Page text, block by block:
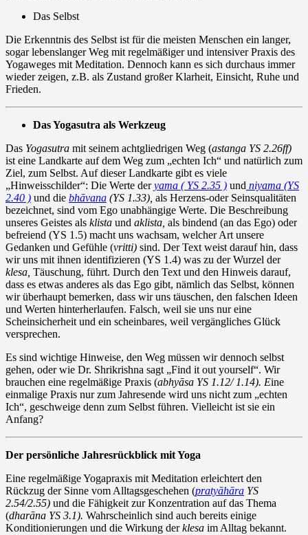
Das Selbst
Die Erkenntnis des Selbst ist für die meisten Menschen ein langer,
sogar lebenslanger Weg mit regelmäßiger und intensiver Praxis des
Yogaweges mit Meditation. Dennoch kann es sich durchaus immer
wieder zeigen, z.B. als Zustand großer Klarheit, Einsicht, Ruhe und
Frieden.
Das Yogasutra als Werkzeug
Das Yogasutra mit seinem achtgliedrigen Weg (astanga YS 2.26ff)
ist eine Landkarte auf dem Weg zum „echten Ich“ und natürlich zum
Ziel, zum Selbst. Auf dieser Landkarte gibt es viele
„Hinweisschilder“: Die Werte deryama ( YS 2.35 ) und niyama (YS
2.40 ) und die bhāvana (YS 1.33), als Herzens-oder Seinsqualitäten
bezeichnet, sind vom Ego unabhängige Werte. Die Beschreibung
unseres Geistes als klista und aklista, als bindend (an das Ego) oder
befreiend (YS 1.5) macht uns wachsam, welcher Art unsere
Gedanken und Gefühle (vritti) sind. Der Text weist darauf hin, dass
wir uns mit ihnen identifizieren (YS 1.4) was zu der Wurzel der
klesa, Täuschung, führt. Durch den Text und den Hinweis darauf,
dass es etwas anderes als das Ego gibt, nämlich das Selbst, können
wir überhaupt bemerken, dass wir uns täuschen, den falschen Ideen
und Werten hinterherlaufen. Falsch, weil sie uns nur eine
Scheinsicherheit und ein scheinbares, weil vergängliches Glück
versprechen.
Es sind wichtige Hinweise, den Weg müssen wir dennoch selbst
gehen, oder wie Dr. Shrikrishna sagt „Find it out yourself“. Wir
brauchen eine regelmäßige Praxis (abhyāsa YS 1.12/ 1.14). Eine
einmalige Praxis nur zum Jahresende wird uns nicht zum „echten
Ich“, geschweige denn zum Selbst führen. Vielleicht ist sie ein
Anfang?
Der persönliche Jahresrückblick mit Yoga
Eine regelmäßige Yogapraxis mit Meditation erleichtert den
Rückzug der Sinne vom Alltagsgeschehen (pratyāhāra YS
2.54/2.55) und die Fähigkeit zur Konzentration auf das Thema
(dharāna YS 3.1). Wahrscheinlich sind auch bereits einige
Konditionierungen und die Wirkung derklesa im Alltag bekannt.